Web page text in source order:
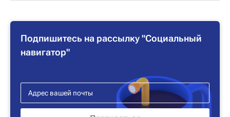
Подпишитесь на рассылку "Социальный
навигатор"